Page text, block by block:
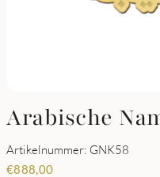
Arabische
Artikelnummer: GNK58
€888,00